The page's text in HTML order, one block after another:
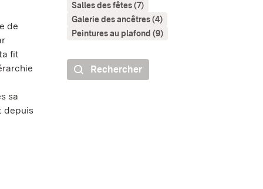
de
fit
sa
depuis
Salles des fêtes (7)
Galerie des ancêtres (4)
Peintures au plafond (9)
Rechercher